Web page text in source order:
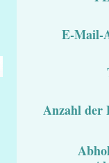
E-Mail-
Anzahl der